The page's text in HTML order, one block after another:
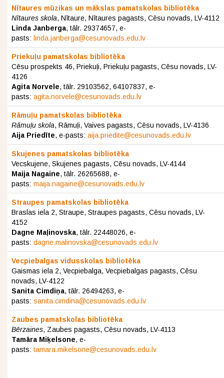
Nītaures mūzikas un mākslas pamatskolas bibliotēka
Nītaures skola, Nītaure, Nītaures pagasts, Cēsu novads, LV-4112
Linda Janberga, tālr. 29374657, e-
pasts: linda.janberga@cesunovads.edu.lv
Priekuļu pamatskolas bibliotēka
Cēsu prospekts 46, Priekuļi, Priekuļu pagasts, Cēsu novads, LV-
4126
Agita Norvele, tālr. 29103562, 64107837, e-
pasts: agita.norvele@cesunovads.edu.lv
Rāmuļu pamatskolas bibliotēka
Rāmuļu skola, Rāmuļi, Vaives pagasts, Cēsu novads, LV-4136
Aija Priedīte, e-pasts: aija.priedite@cesunovads.edu.lv
Skujenes pamatskolas bibliotēka
Vecskujene, Skujenes pagasts, Cēsu novads, LV-4144
Maija Nagaine, tālr. 26265688, e-
pasts: maija.nagaine@cesunovads.edu.lv
Straupes pamatskolas bibliotēka
Braslas iela 2, Straupe, Straupes pagasts, Cēsu novads, LV-
4152
Dagne Maļinovska, tālr. 22448026, e-
pasts: dagne.malinovska@cesunovads.edu.lv
Vecpiebalgas vidusskolas bibliotēka
Gaismas iela 2, Vecpiebalga, Vecpiebalgas pagasts, Cēsu
novads, LV-4122
Sanita Cimdiņa, tālr. 26494263, e-
pasts: sanita.cimdina@cesunovads.edu.lv
Zaubes pamatskolas bibliotēka
Bērzaines, Zaubes pagasts, Cēsu novads, LV-4113
Tamāra Miķelsone, e-
pasts: tamara.mikelsone@cesunovads.edu.lv